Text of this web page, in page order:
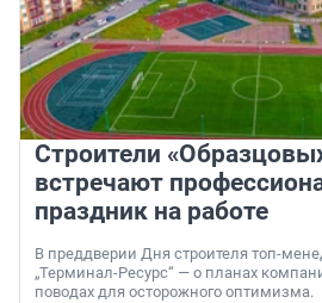
Строители
встречают
праздник на работе
В преддверии Дня строителя топ-
„Терминал-Ресурс“ — о планах
поводах для осторожного оптимизма.